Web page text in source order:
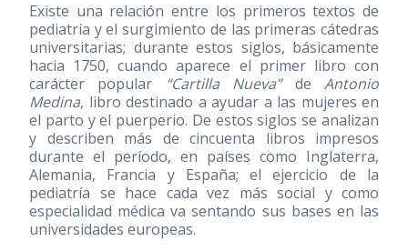
Existe una relación entre los primeros textos de
pediatría y el surgimiento de las primeras cátedras
universitarias; durante estos siglos, básicamente
hacia 1750, cuando aparece el primer libro con
carácter popular “Cartilla Nueva”deAntonio
Medina, libro destinado a ayudar a las mujeres en
el parto y el puerperio. De estos siglos se analizan
y describen más de cincuenta libros impresos
durante el período, en países como Inglaterra,
Alemania, Francia y España; el ejercicio de la
pediatría se hace cada vez más social y como
especialidad médica va sentando sus bases en las
universidades europeas.